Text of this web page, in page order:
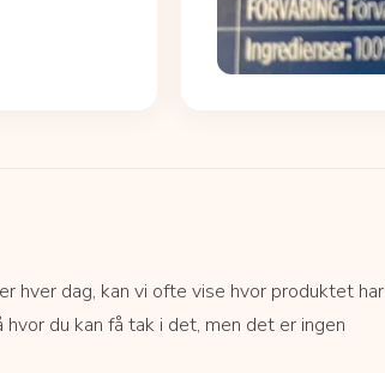
hver dag, kan vi ofte vise hvor produktet har
du kan få tak i det, men det er ingen